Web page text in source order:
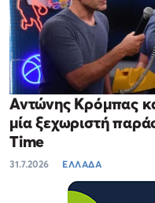
Αντώνης Κρόμπας
μία ξεχωριστή
Time
31.7.2026 ΕΛΛΑΔΑ